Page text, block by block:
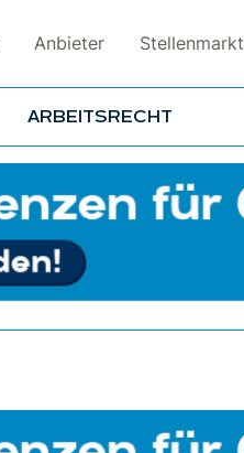
Anbieter Stellenmarkt
ARBEITSRECHT
Suchen